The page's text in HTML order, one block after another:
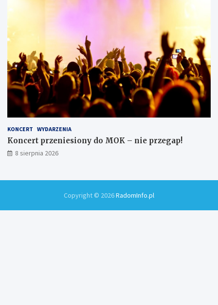
KONCERT WYDARZENIA
Koncert przeniesiony do MOK – nie przegap!
8 sierpnia 2026
Copyright © 2026RadomInfo.pl